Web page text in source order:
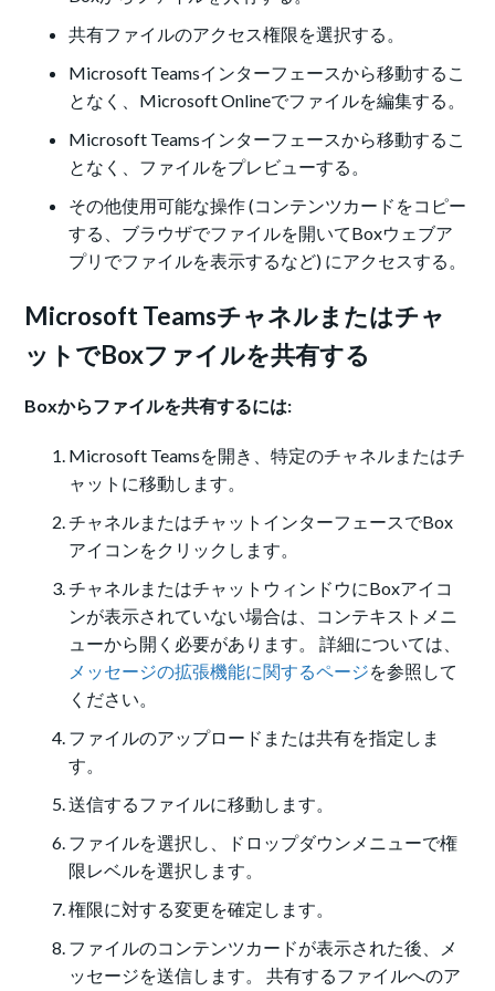
共有ファイルのアクセス権限を選択する。
Microsoft Teamsインターフェースから移動するこ
となく、Microsoft Onlineでファイルを編集する。
Microsoft Teamsインターフェースから移動するこ
となく、ファイルをプレビューする。
その他使用可能な操作 (コンテンツカードをコピー
する、ブラウザでファイルを開いてBoxウェブア
プリでファイルを表示するなど) にアクセスする。
Microsoft Teamsチャネルまたはチャ
ットでBoxファイルを共有する
Boxからファイルを共有するには:
Microsoft Teamsを開き、特定のチャネルまたはチ
ャットに移動します。
チャネルまたはチャットインターフェースでBox
アイコンをクリックします。
チャネルまたはチャットウィンドウにBoxアイコ
ンが表示されていない場合は、コンテキストメニ
ューから開く必要があります。 詳細については、
メッセージの拡張機能に関するページを参照して
ください。
ファイルのアップロードまたは共有を指定しま
す。
送信するファイルに移動します。
ファイルを選択し、ドロップダウンメニューで権
限レベルを選択します。
権限に対する変更を確定します。
ファイルのコンテンツカードが表示された後、メ
ッセージを送信します。 共有するファイルへのア